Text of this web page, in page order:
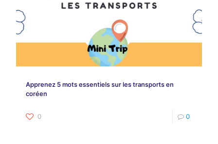
Apprenez 5 mots essentiels sur les transports en
coréen
0 0